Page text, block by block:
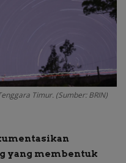
Timur. (Sumber: BRIN)
yang membentuk